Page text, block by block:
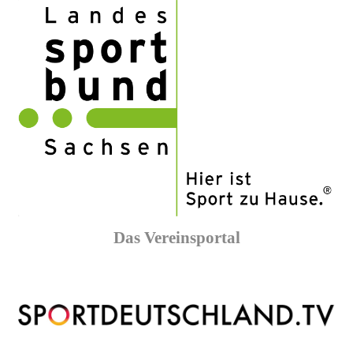
Das Vereinsportal